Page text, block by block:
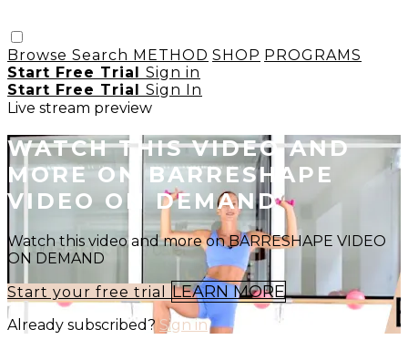
Browse Search METHOD SHOP PROGRAMS
Start Free Trial Sign in
Start Free Trial Sign In
Live stream preview
WATCH THIS VIDEO AND
MORE ON BARRESHAPE
VIDEO ON DEMAND
Watch this video and more on BARRESHAPE VIDEO
ON DEMAND
Start your free trial LEARN MORE
Already subscribed? Sign in